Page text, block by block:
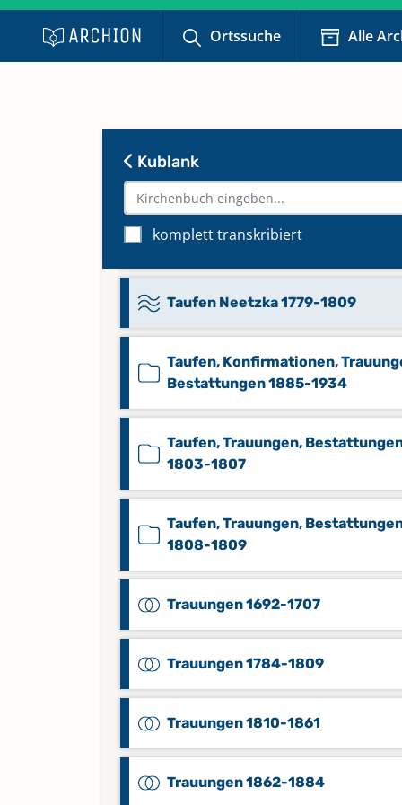
Ortssuche Alle
Kublank
komplett transkribiert
Taufen 1840-1884
Taufen Duplikat 1756-1809
Taufen Duplikat Neetzka 1779-
Taufen Golm 1778-1809
Taufen Neetzka 1779-1809
Taufen, Konfirmationen,
Bestattungen 1885-1934
Taufen, Trauungen,
1803-1807
Taufen, Trauungen,
1808-1809
Trauungen 1692-1707
Trauungen 1784-1809
Trauungen 1810-1861
Trauungen 1862-1884